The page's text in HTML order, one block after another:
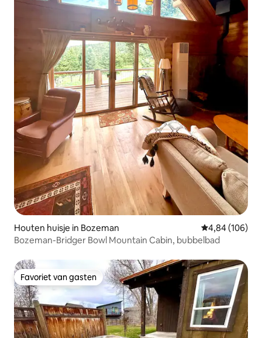
Houten huisje in Bozeman Gemiddelde
4,84 (106)
Bozeman-Bridger Bowl Mountain Cabin, bubbelbad
Favoriet van gasten
Favoriet van gasten